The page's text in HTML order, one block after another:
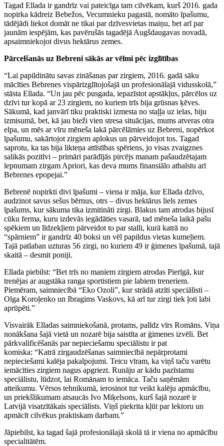
Tagad Ellada ir gandrīz vai pateicīga tam cilvēkam, kurš 2016. gada
nopirka kādreiz Bebežos, Vecumnieku pagastā, nomāto īpašumu,
tādējādi liekot domāt ne tikai par dzīvesvietas maiņu, bet arī par
jaunām iespējām, kas pavērušās tagadējā Augšdaugavas novadā,
apsaimniekojot divus hektārus zemes.
Pārcelšanās uz Bebreni sākās ar vēlmi pēc izglītības
“Lai papildinātu savas zināšanas par zirgiem, 2016. gadā sāku
mācīties Bebrenes vispārizglītojošajā un profesionālajā vidusskolā,”
stāsta Ellada. “Un jau pēc pusgada, iepazīstot apstākļus, pārcēlos uz
dzīvi tur kopā ar 23 zirgiem, no kuriem trīs bija grūsnas ķēves.
Sākumā, kad janvārī tiku praktiski izmesta no staļļa uz ielas, biju
izmisumā, bet, kā jau bieži vien stresa situācijas, mums atveras otra
elpa, un mēs ar vīru mēneša lakā pārcēlāmies uz Bebreni, nopērkot
īpašumu, sakārtojot zirgiem aplokus un pārveidojot tos. Tagad
saprotu, ka tas bija likteņa attīstības spēriens, jo visas zvaigznes
salikās pozitīvi – primāri parādījās pircējs manam pašaudzētajam
lepnumam zirgam Apriori, kas deva mums finansiālo atbalstu arī
Bebrenes epopejai.”
Bebrenē nopirkti divi īpašumi – viena ir māja, kur Ellada dzīvo,
audzinot savus sešus bērnus, otrs – divus hektārus liels zemes
īpašums, kur sākuma tika izmitināti zirgi. Blakus tam atrodas bijusī
cūku ferma, kuru izdevās iegādāties vasarā, tad mēneša laikā pašu
spēkiem un līdzekļiem pārveidot to par stalli, kurā katrā no
“spārniem” ir gandrīz 40 boksi un vēl papildus vietas kumeļiem.
Tajā patlaban uzturas 56 zirgi, no kuriem 49 ir ģimenes īpašumā, tajā
skaitā – desmit poniji.
Ellada piebilst: “Bet trīs no maniem zirgiem atrodas Pierīgā, kur
trenējas ar augstāka ranga sportistiem pie labiem treneriem.
Piemēram, saimniecībā “Eko Ozoli”, kur strādā atzīti speciālisti –
Olga Koroļenko un Ibragims Vaskovs, kā arī tur zirgi tiek ļoti labi
aprūpēti.”
Visvairāk Elladas saimniekošanā, protams, palīdz vīrs Romāns. Viņa
nonākšana šajā vietā un nozarē bija saistīta ar ģimenes izvēli. Bet
pārkvalificēšanās par nepieciešamu speciālistu ir pat
komiska: “Katrā zirgaudzēšanas saimniecībā nepārprotami
nepieciešami kalēja pakalpojumi. Teicu vīram, ka viņš taču varētu
iemācīties zirgiem nagus apgriezt. Runāju ar kādu pazīstamu
speciālistu, lūdzot, lai Romānam to iemāca. Taču saņēmām
atteikumu. Vērsos tehnikumā, ierosinot tur veikt kalēju apmācību,
un priekšlikumam atsaucās Ivo Miķelsons, kurš šajā nozarē ir
Latvijā visatzītākais speciālists. Viņš piekrita kļūt par lektoru un
apmācīt cilvēkus praktiskam darbam.”
Jāpiebilst, ka tagad šajā profesionālajā skolā tā ir viena no apmācību
specialitātēm.